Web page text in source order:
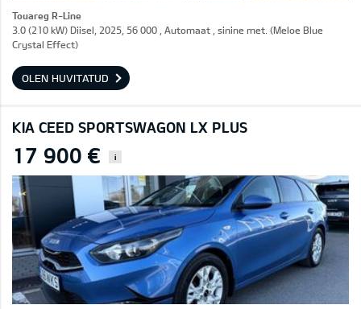
Touareg R-Line
3.0 (210 kW) Diisel, 2025, 56 000 , Automaat , sinine met. (Meloe Blue
Crystal Effect)
OLEN HUVITATUD
KIA CEED SPORTSWAGON LX PLUS
17 900 € i